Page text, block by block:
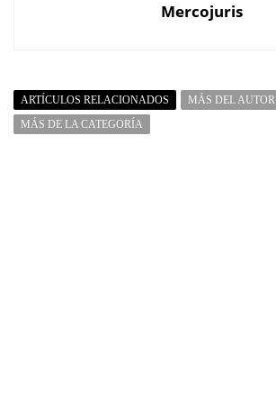
Mercojuris
ARTÍCULOS RELACIONADOS
MÁS DEL AUTOR
MÁS DE LA CATEGORÍA